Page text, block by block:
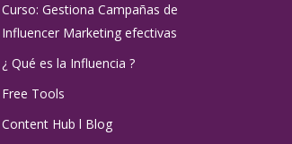
Curso: Gestiona Campañas de
Influencer Marketing efectivas
¿ Qué es la Influencia ?
Free Tools
Content Hub l Blog